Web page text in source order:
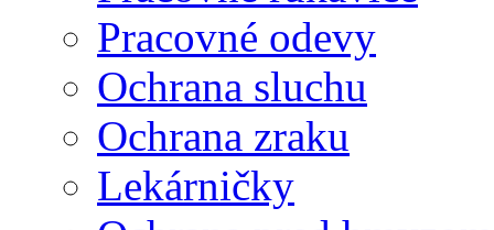
Pracovné odevy
Ochrana sluchu
Ochrana zraku
Lekárničky